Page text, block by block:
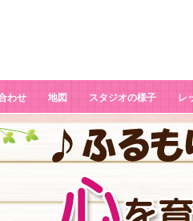
わせ 地図 スタジオの様子 レ